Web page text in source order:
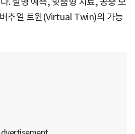
추얼 트윈(Virtual Twin)의 가능